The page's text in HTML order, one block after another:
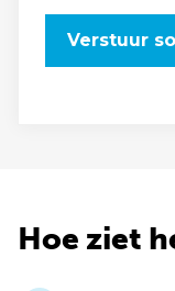
Verstuur
Hoe ziet